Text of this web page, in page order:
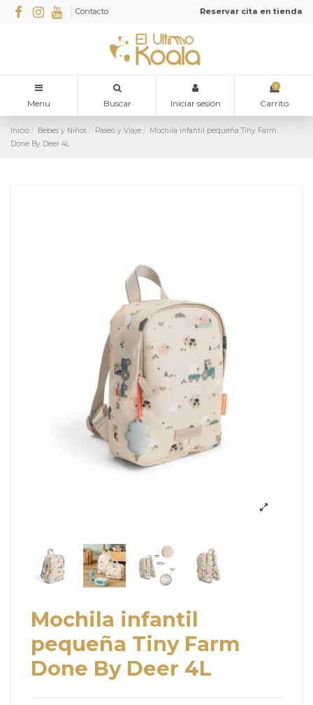
Contacto Reservar cita en tienda
Menu Buscar Iniciar sesión
0
Carrito
Inicio Bebes y Niños Paseo y Viaje
Mochila infantil pequeña Tiny Farm
Done By Deer 4L
Mochila infantil
pequeña Tiny Farm
Done By Deer 4L